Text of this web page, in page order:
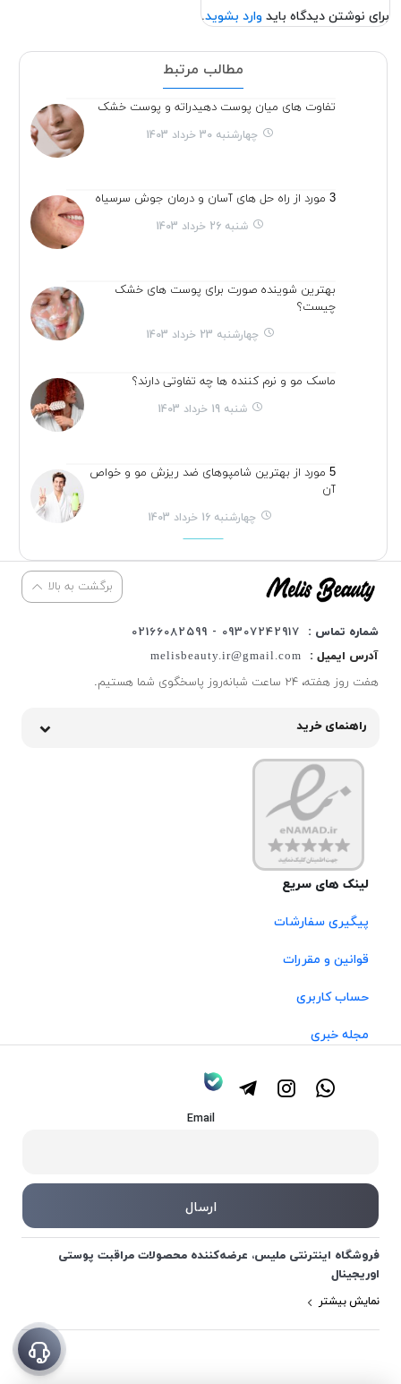
برای نوشتن دیدگاه باید وارد بشوید.
مطالب مرتبط
تفاوت های میان پوست دهیدراته و پوست خشک
چهارشنبه 30 خرداد 1403
3 مورد از راه حل های آسان و درمان جوش سرسیاه
شنبه 26 خرداد 1403
بهترین شوینده صورت برای پوست های خشک
چیست؟
چهارشنبه 23 خرداد 1403
ماسک مو و نرم کننده ها چه تفاوتی دارند؟
شنبه 19 خرداد 1403
5 مورد از بهترین شامپوهای ضد ریزش مو و خواص
آن
چهارشنبه 16 خرداد 1403
برگشت به بالا
شماره تماس :
09307242917 - 02166082599
آدرس ایمیل :
melisbeauty.ir@gmail.com
هفت روز هفته، ۲۴ ساعت شبانه‌روز پاسخگوی شما هستیم.
راهنمای خرید
لینک های سریع
پیگیری سفارشات
قوانین و مقررات
حساب کاربری
مجله خبری
Email
فروشگاه اینترنتی ملیس، عرضه‌کننده محصولات مراقبت پوستی
اوریجینال
نمایش بیشتر